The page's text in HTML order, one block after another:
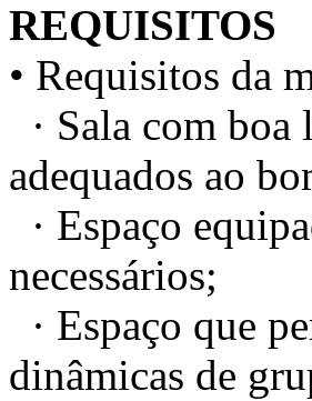
REQUISITOS
• Requisitos da
· Sala com
adequados ao
· Espaço
necessários;
· Espaço que
dinâmicas de